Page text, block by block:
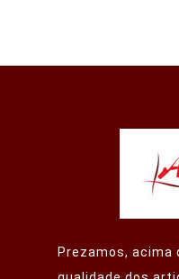
Prezamos, acima